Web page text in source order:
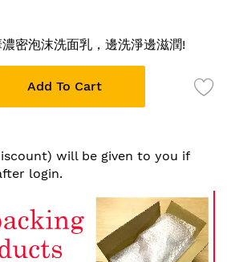
密泡沫洗面乳，邊洗淨邊滋潤!
Add To Cart
will be given to you if
login.